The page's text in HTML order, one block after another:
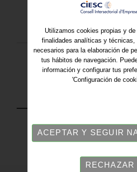
Utilizamos cookies propias y
finalidades analíticas y técnicas,
necesarios para la elaboración de
tus hábitos de navegación.
información y configurar tus
'Configuración de
ACEPTAR Y SEGUIR
RECHAZAR